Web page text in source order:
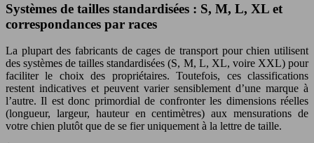
Systèmes de tailles standardisées : S, M, L, XL et
correspondances par races
La plupart des fabricants de cages de transport pour chien utilisent
des systèmes de tailles standardisées (S, M, L, XL, voire XXL) pour
faciliter le choix des propriétaires. Toutefois, ces classifications
restent indicatives et peuvent varier sensiblement d’une marque à
l’autre. Il est donc primordial de confronter les dimensions réelles
(longueur, largeur, hauteur en centimètres) aux mensurations de
votre chien plutôt que de se fier uniquement à la lettre de taille.